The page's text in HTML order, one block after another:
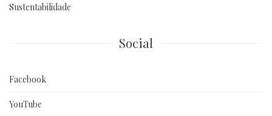
Sustentabilidade
Social
Facebook
YouTube